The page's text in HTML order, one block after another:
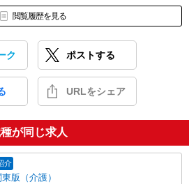
閲覧履歴を見る
ク ポストする
URLをシェア
が同じ求人
介
版（介護）